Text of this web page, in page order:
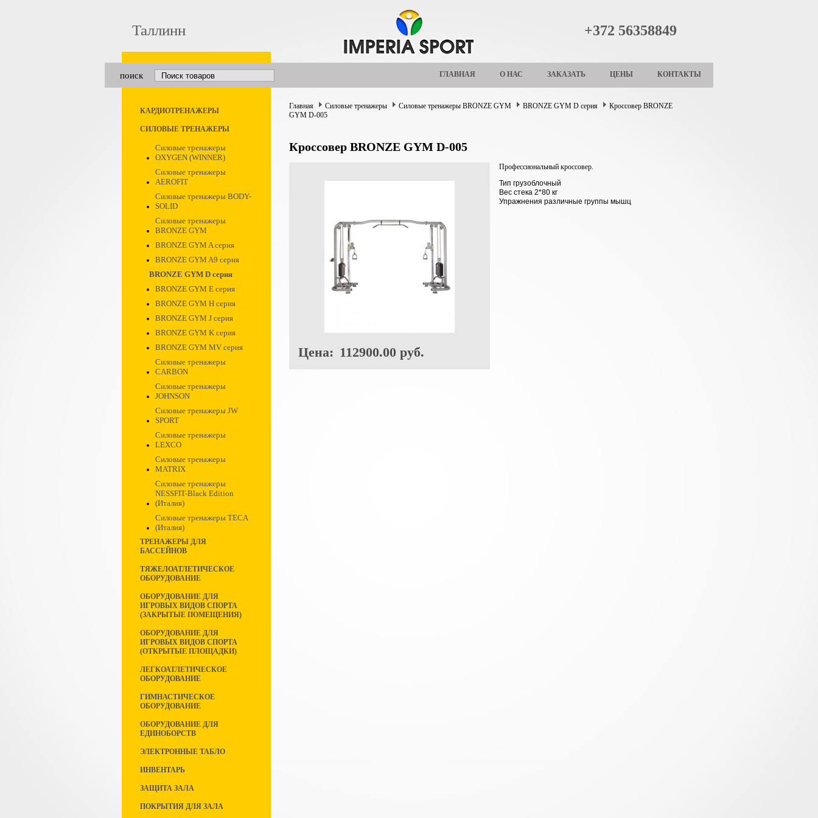
Таллинн +372 56358849
поиск ГЛАВНАЯ О НАС ЗАКАЗАТЬ ЦЕНЫ КОНТАКТЫ
КАРДИОТРЕНАЖЕРЫ
СИЛОВЫЕ ТРЕНАЖЕРЫ
Силовые тренажеры
OXYGEN (WINNER)
Силовые тренажеры
AEROFIT
Силовые тренажеры BODY-
SOLID
Силовые тренажеры
BRONZE GYM
BRONZE GYM A серия
BRONZE GYM A9 серия
BRONZE GYM D серия
BRONZE GYM E серия
BRONZE GYM H серия
BRONZE GYM J серия
BRONZE GYM K серия
BRONZE GYM MV серия
Силовые тренажеры
CARBON
Силовые тренажеры
JOHNSON
Силовые тренажеры JW
SPORT
Силовые тренажеры
LEXCO
Силовые тренажеры
MATRIX
Силовые тренажеры
NESSFIT-Black Edition
(Италия)
Силовые тренажеры TECA
(Италия)
ТРЕНАЖЕРЫ ДЛЯ
БАССЕЙНОВ
ТЯЖЕЛОАТЛЕТИЧЕСКОЕ
ОБОРУДОВАНИЕ
ОБОРУДОВАНИЕ ДЛЯ
ИГРОВЫХ ВИДОВ СПОРТА
(ЗАКРЫТЫЕ ПОМЕЩЕНИЯ)
ОБОРУДОВАНИЕ ДЛЯ
ИГРОВЫХ ВИДОВ СПОРТА
(ОТКРЫТЫЕ ПЛОЩАДКИ)
ЛЕГКОАТЛЕТИЧЕСКОЕ
ОБОРУДОВАНИЕ
ГИМНАСТИЧЕСКОЕ
ОБОРУДОВАНИЕ
ОБОРУДОВАНИЕ ДЛЯ
ЕДИНОБОРСТВ
ЭЛЕКТРОННЫЕ ТАБЛО
ИНВЕНТАРЬ
ЗАЩИТА ЗАЛА
ПОКРЫТИЯ ДЛЯ ЗАЛА
Главная Силовые тренажеры Силовые тренажеры BRONZE GYM BRONZE GYM D серия
Кроссовер BRONZE
GYM D-005
Кроссовер BRONZE GYM D-005
Цена: 112900.00 руб.
Профессиональный кроссовер.
Тип грузоблочный
Вес стека 2*80 кг
Упражнения различные группы мышц